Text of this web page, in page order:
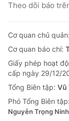
Theo dõi báo
Cơ quan chủ
Cơ quan báo chí:
Giấy phép hoạt
cấp ngày 29/12/
Tổng Biên tập: Vũ
Phó Tổng Biên tập:
Nguyễn Trọng Ninh